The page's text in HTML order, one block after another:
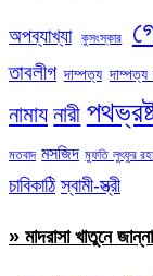
অপব্যাখ্যা কুসংস্কার
তাবলীগ দাম্পত্য
নামায নারী
মতবাদ মসজিদ মুফতি লুৎফুর
চাবিকাঠি স্বামী-স্ত্রী
» মাদরাসা খাতুনে